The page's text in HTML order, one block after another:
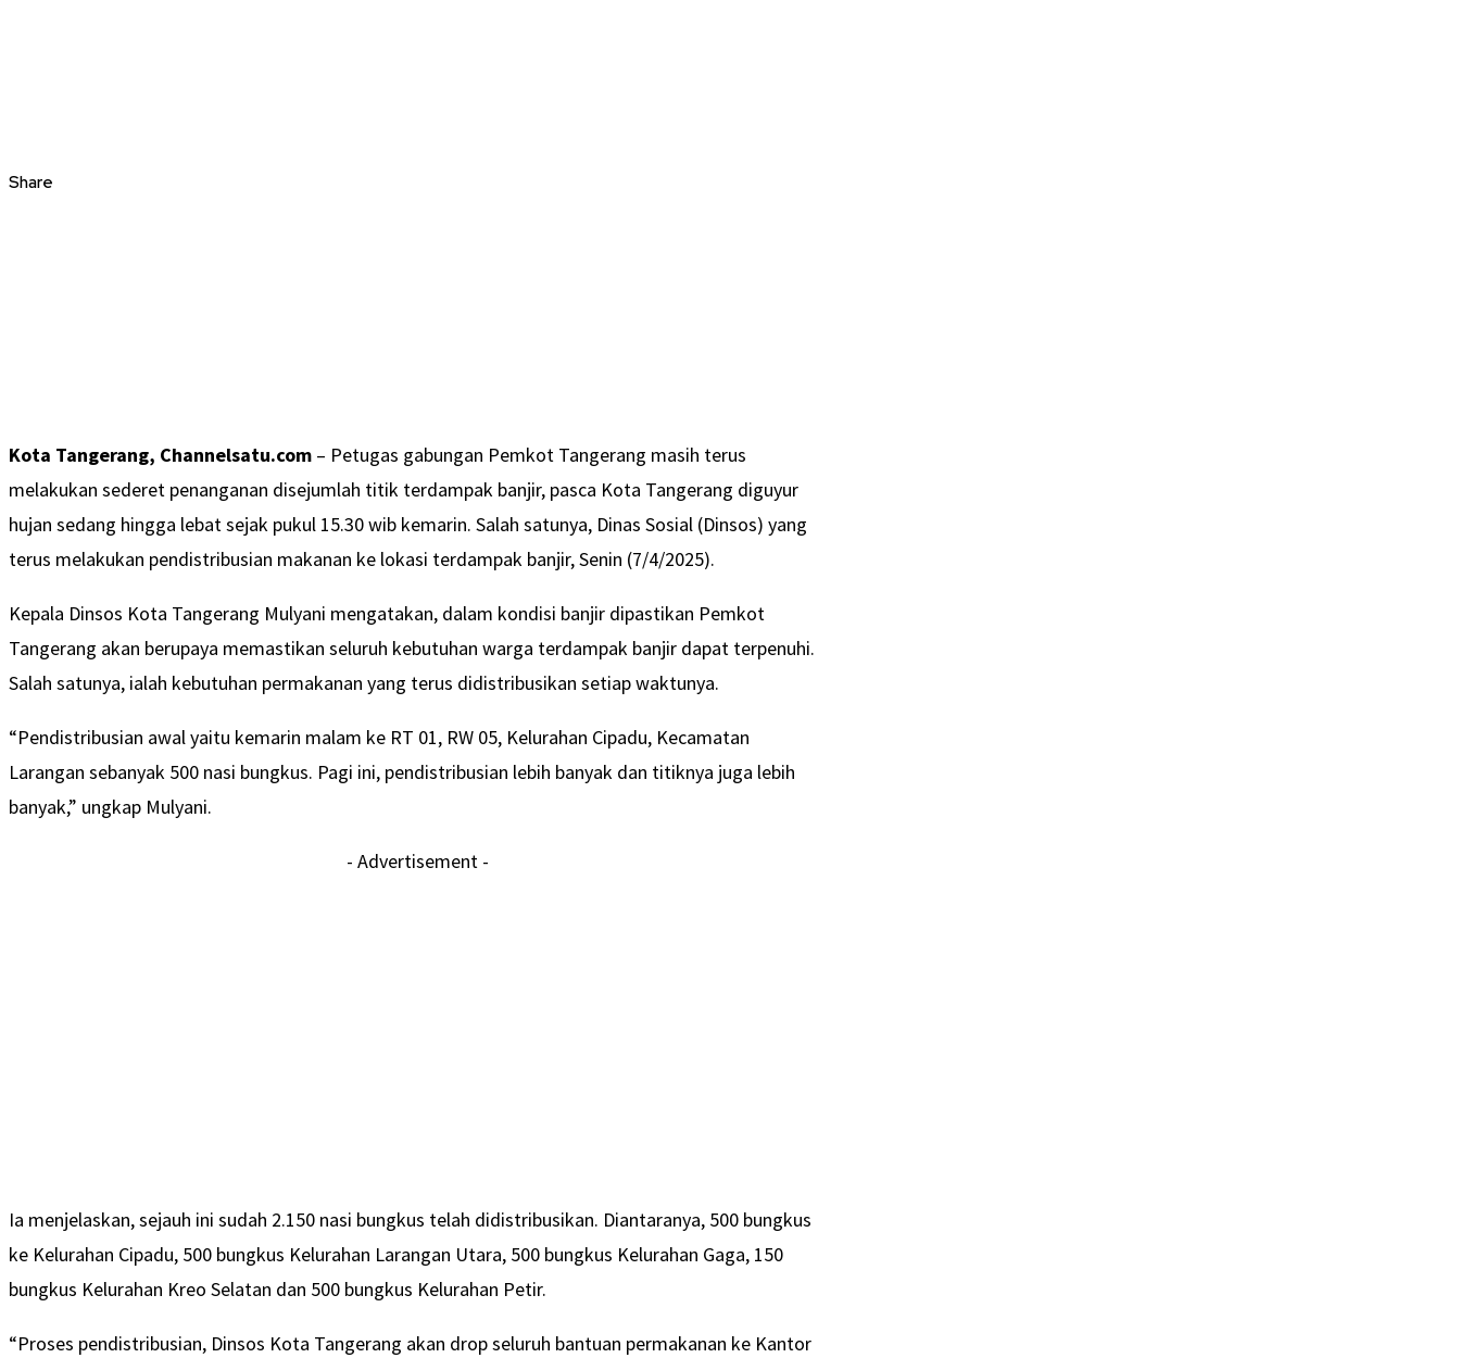
Share
Kota Tangerang, Channelsatu.com – Petugas gabungan Pemkot Tangerang masih terus
melakukan sederet penanganan disejumlah titik terdampak banjir, pasca Kota Tangerang diguyur
hujan sedang hingga lebat sejak pukul 15.30 wib kemarin. Salah satunya, Dinas Sosial (Dinsos) yang
terus melakukan pendistribusian makanan ke lokasi terdampak banjir, Senin (7/4/2025).
Kepala Dinsos Kota Tangerang Mulyani mengatakan, dalam kondisi banjir dipastikan Pemkot
Tangerang akan berupaya memastikan seluruh kebutuhan warga terdampak banjir dapat terpenuhi.
Salah satunya, ialah kebutuhan permakanan yang terus didistribusikan setiap waktunya.
“Pendistribusian awal yaitu kemarin malam ke RT 01, RW 05, Kelurahan Cipadu, Kecamatan
Larangan sebanyak 500 nasi bungkus. Pagi ini, pendistribusian lebih banyak dan titiknya juga lebih
banyak,” ungkap Mulyani.
- Advertisement -
Ia menjelaskan, sejauh ini sudah 2.150 nasi bungkus telah didistribusikan. Diantaranya, 500 bungkus
ke Kelurahan Cipadu, 500 bungkus Kelurahan Larangan Utara, 500 bungkus Kelurahan Gaga, 150
bungkus Kelurahan Kreo Selatan dan 500 bungkus Kelurahan Petir.
“Proses pendistribusian, Dinsos Kota Tangerang akan drop seluruh bantuan permakanan ke Kantor